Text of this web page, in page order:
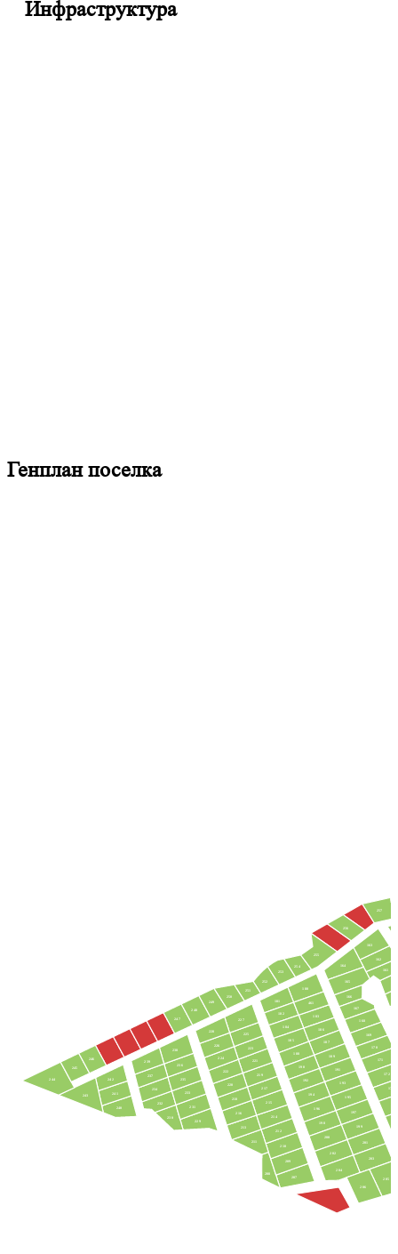
Инфраструктура
Генплан поселка
161
162
163
164
165
166
167
168
169
170
171
172
173
180
181
182 183
184
185
186
187
188
189
190
191
192
193
194
195
196
197
198
199
200
201
202
203
204
205
206
207
208
209
210
212
211
213
214
215
216
217
218
219
220
221
222
223
224
225
226
227
228
229
230
231
232
233
234
235
236
237
238
239
240
241
242
243
244
245
246
247
248
249
250
251
252
253
254
255
256
257
461